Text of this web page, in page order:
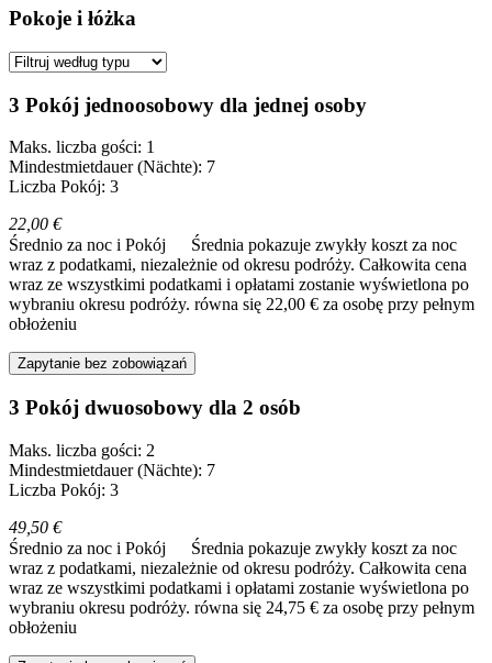
Pokoje i łóżka
3 Pokój jednoosobowy dla jednej osoby
Maks. liczba gości: 1
Mindestmietdauer (Nächte): 7
Liczba Pokój: 3
22,00 €
Średnio za noc i Pokój
Średnia pokazuje zwykły koszt za noc
wraz z podatkami, niezależnie od okresu podróży. Całkowita cena
wraz ze wszystkimi podatkami i opłatami zostanie wyświetlona po
wybraniu okresu podróży. równa się 22,00 € za osobę przy pełnym
obłożeniu
Zapytanie bez zobowiązań
3 Pokój dwuosobowy dla 2 osób
Maks. liczba gości: 2
Mindestmietdauer (Nächte): 7
Liczba Pokój: 3
49,50 €
Średnio za noc i Pokój
Średnia pokazuje zwykły koszt za noc
wraz z podatkami, niezależnie od okresu podróży. Całkowita cena
wraz ze wszystkimi podatkami i opłatami zostanie wyświetlona po
wybraniu okresu podróży. równa się 24,75 € za osobę przy pełnym
obłożeniu